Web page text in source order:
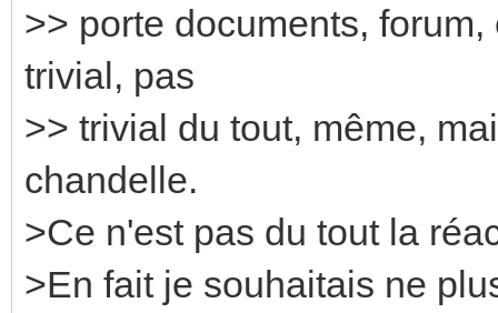
>> porte documents,
trivial, pas
>> trivial du tout, même,
chandelle.
>Ce n'est pas du tout la
>En fait je souhaitais ne